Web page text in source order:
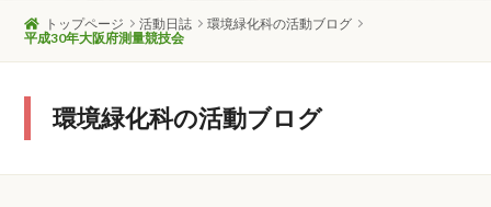
トップページ 活動日誌
環境緑化科の活動ブログ
平成30年大阪府測量競技会
環境緑化科の活動ブログ